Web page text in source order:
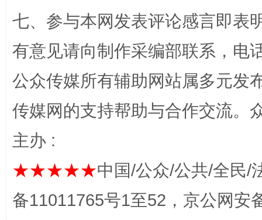
七、参与本网发表评论感言即表
有意见请向制作采编部联系，电
公众传媒所有辅助网站属多元发
传媒网的支持帮助与合作交流。
主办 :
★★★★★中国/公众/公共/全民/
备11011765号1至52，京公网安